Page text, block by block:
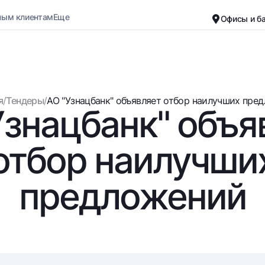
Вклады
Для всех
До востребования
Евро
Возможно все
До востребования USD
Карты
Бесплатные
Премиальные
UzCard/HUMO
Visa
клиентамЕще Офисы и
Черно-белая версия
Включить озвучивание
/Тендеры/АО "Узнацбанк" объявляет отбор наилучших
предложений